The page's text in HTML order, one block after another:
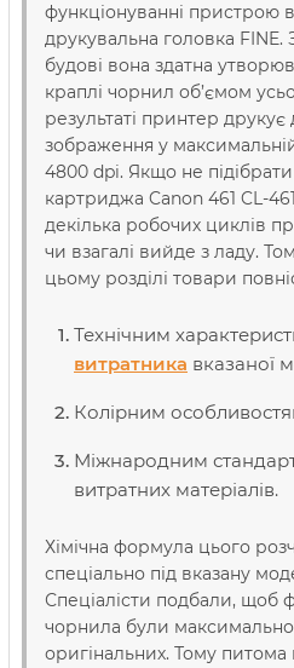
функціонуванні пристрою
друкувальна головка FINE.
будові вона здатна
краплі чорнил об’ємом
результаті принтер друкує
зображення у максимальній
4800 dpi. Якщо не
картриджа Canon 461 CL-
декілька робочих циклів
чи взагалі вийде з ладу.
цьому розділі товари
Технічним
витратника вказаної
Колірним
Міжнародним
витратних матеріалів.
Хімічна формула цього
спеціально під вказану
Спеціалісти подбали, щоб
чорнила були
оригінальних. Тому питома